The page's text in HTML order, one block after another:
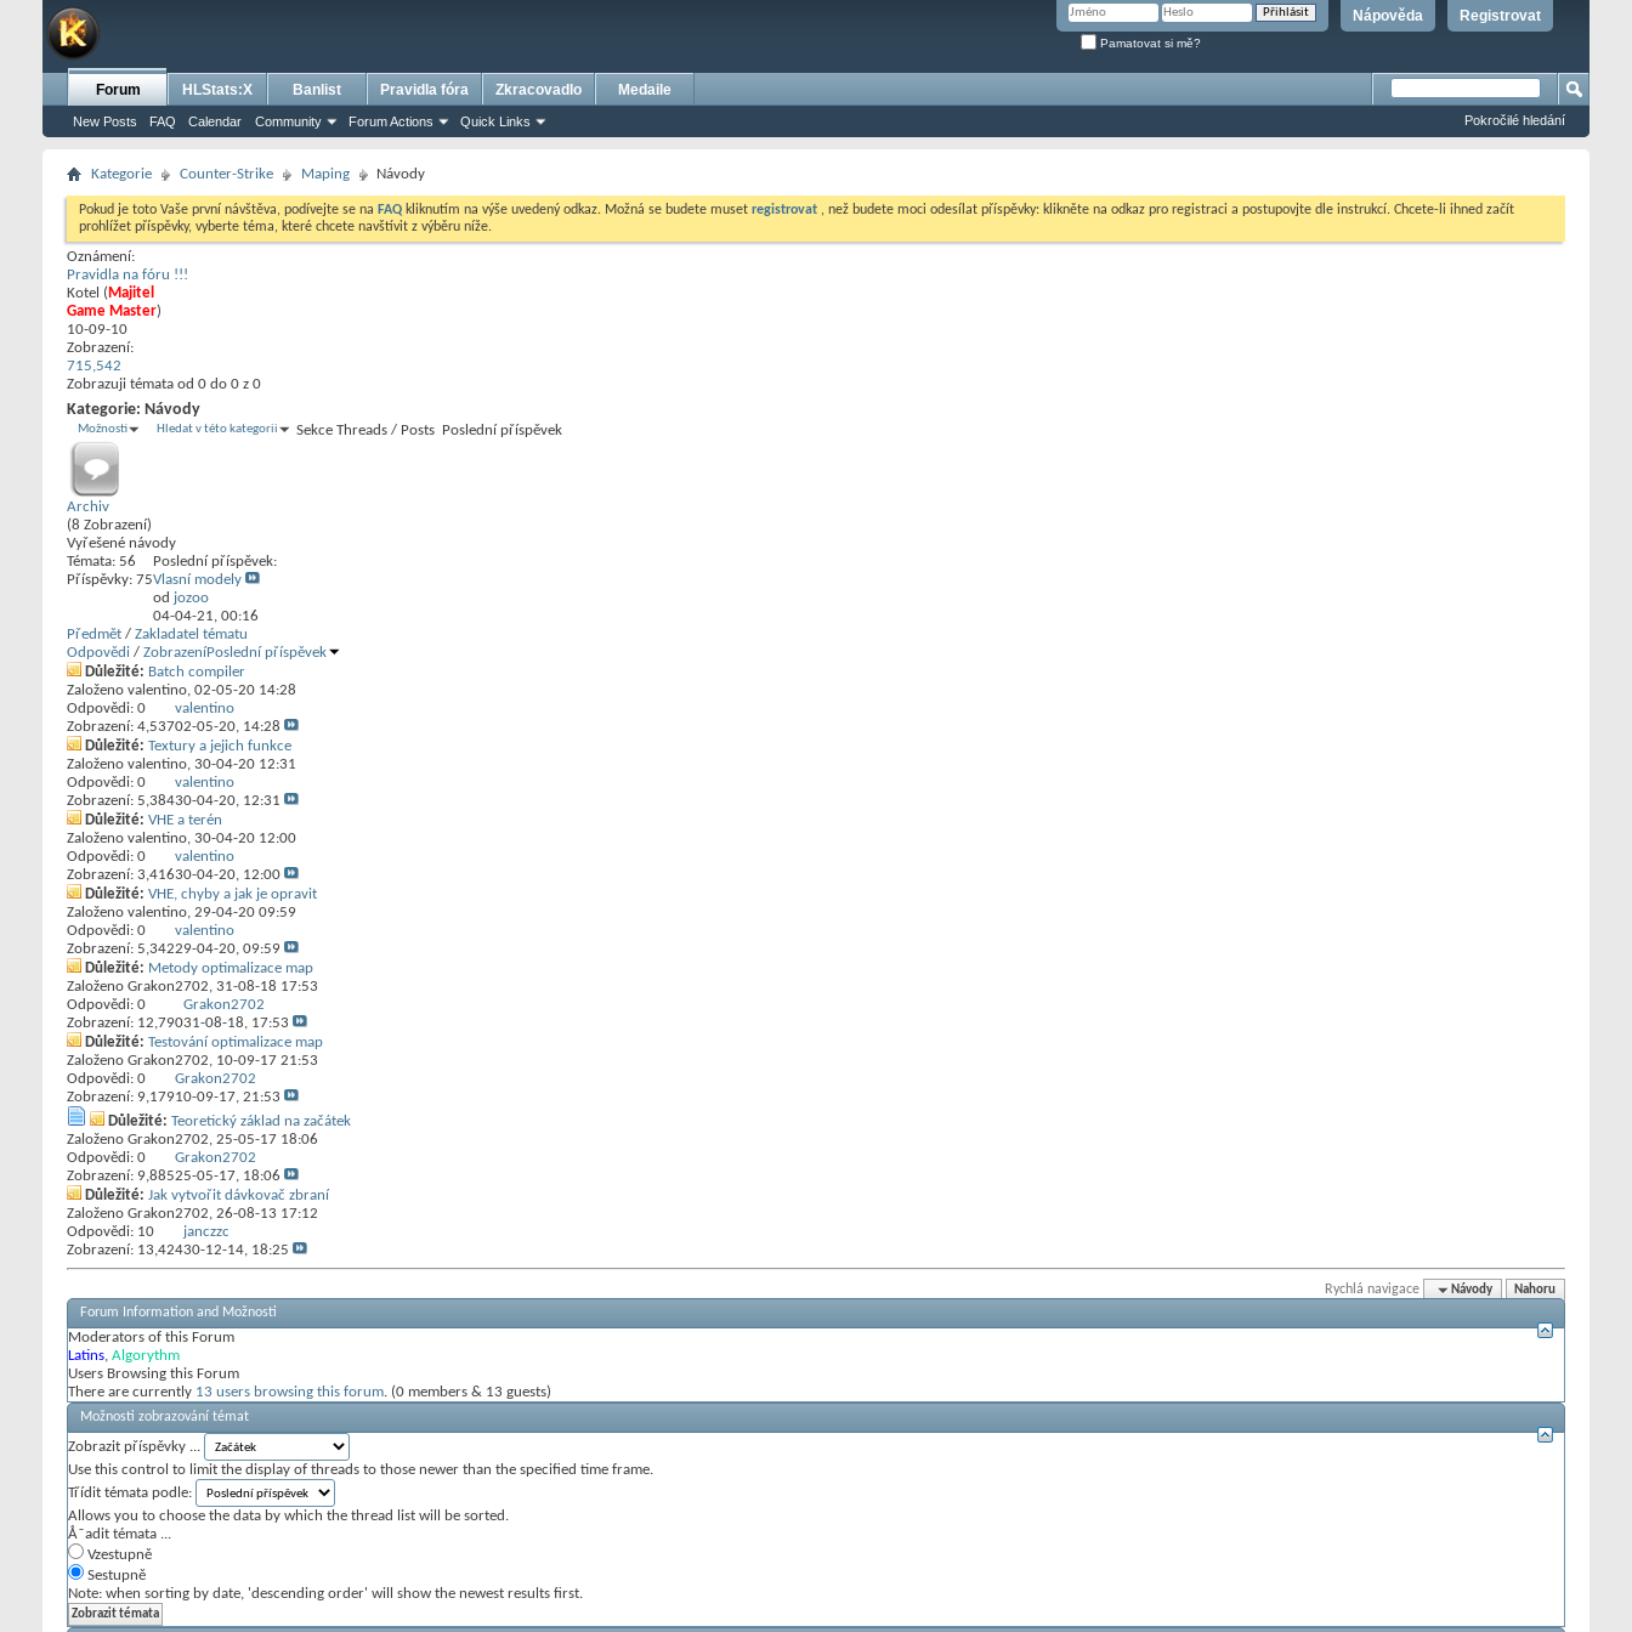
Registrovat
Nápověda
Pamatovat si mě?
Forum
New Posts FAQ Calendar Community Forum Actions Quick Links
HLStats:X Banlist Pravidla fóra Zkracovadlo Medaile
Pokročilé hledání
Kategorie Counter-Strike Maping Návody
Pokud je toto Vaše první návštěva, podívejte se na FAQ kliknutím na výše uvedený odkaz. Možná se budete muset registrovat , než budete moci odesílat příspěvky: klikněte na odkaz pro registraci a postupovjte dle instrukcí. Chcete-li ihned začít
prohlížet příspěvky, vyberte téma, které chcete navštívit z výběru níže.
Oznámení:
Pravidla na fóru !!!
Kotel ‎( Majitel
Game Master)
10-09-10
Zobrazení:
715,542
Zobrazuji témata od 0 do 0 z 0
Kategorie: Návody
Možnosti Hledat v této kategorii Sekce Threads / Posts Poslední příspěvek
Archiv
(8 Zobrazení)
Vyřešené návody
Témata: 56
Příspěvky: 75
Poslední příspěvek:
Vlasní modely
od jozoo
04-04-21, 00:16
Předmět / Zakladatel tématu
Odpovědi / ZobrazeníPoslední příspěvek
Důležité: Batch compiler
Založeno valentino‎, 02-05-20 14:28
Odpovědi: 0
Zobrazení: 4,537
valentino
02-05-20, 14:28
Důležité: Textury a jejich funkce
Založeno valentino‎, 30-04-20 12:31
Odpovědi: 0
Zobrazení: 5,384
valentino
30-04-20, 12:31
Důležité: VHE a terén
Založeno valentino‎, 30-04-20 12:00
Odpovědi: 0
Zobrazení: 3,416
valentino
30-04-20, 12:00
Důležité: VHE, chyby a jak je opravit
Založeno valentino‎, 29-04-20 09:59
Odpovědi: 0
Zobrazení: 5,342
valentino
29-04-20, 09:59
Důležité: Metody optimalizace map
Založeno Grakon2702‎, 31-08-18 17:53
Odpovědi: 0
Zobrazení: 12,790
Grakon2702
31-08-18, 17:53
Důležité: Testování optimalizace map
Založeno Grakon2702‎, 10-09-17 21:53
Odpovědi: 0
Zobrazení: 9,179
Grakon2702
10-09-17, 21:53
Důležité: Teoretický základ na začátek
Založeno Grakon2702‎, 25-05-17 18:06
Odpovědi: 0
Zobrazení: 9,885
Grakon2702
25-05-17, 18:06
Důležité: Jak vytvořit dávkovač zbraní
Založeno Grakon2702‎, 26-08-13 17:12
Odpovědi: 10
Zobrazení: 13,424
janczzc
30-12-14, 18:25
Rychlá navigace Návody Nahoru
Forum Information and Možnosti
Moderators of this Forum
Latins, Algorythm
Users Browsing this Forum
There are currently 13 users browsing this forum. (0 members & 13 guests)
Možnosti zobrazování témat
Zobrazit příspěvky ...
Use this control to limit the display of threads to those newer than the specified time frame.
Třídit témata podle:
Allows you to choose the data by which the thread list will be sorted.
Å˜adit témata ...
Vzestupně
Sestupně
Note: when sorting by date, 'descending order' will show the newest results first.